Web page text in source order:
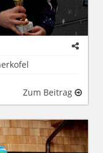
Zum Beitrag